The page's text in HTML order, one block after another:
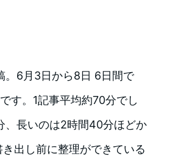
。6月3日から8日 6日間で
す。1記事平均約70分でし
、長いのは2時間40分ほどか
出し前に整理ができている